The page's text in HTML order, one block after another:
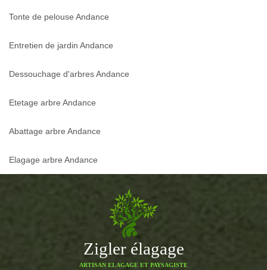
Tonte de pelouse Andance
Entretien de jardin Andance
Dessouchage d'arbres Andance
Etetage arbre Andance
Abattage arbre Andance
Elagage arbre Andance
Zigler élagage
ARTISAN ELAGAGE ET PAYSAGISTE